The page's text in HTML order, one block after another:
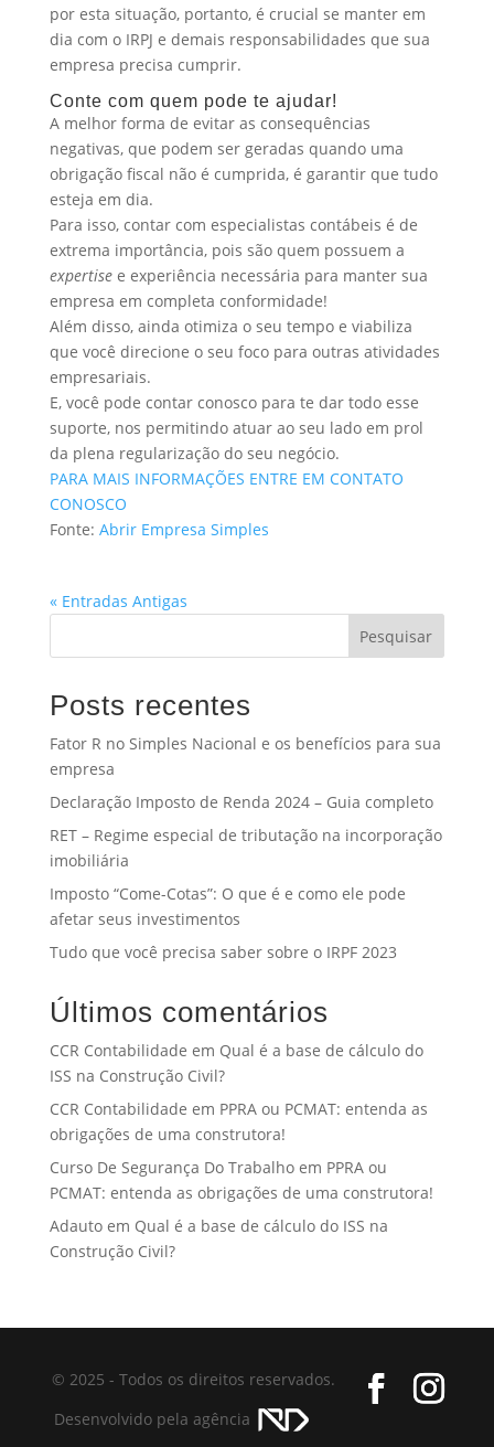
por esta situação, portanto, é crucial se manter em
dia com o IRPJ e demais responsabilidades que sua
empresa precisa cumprir.
Conte com quem pode te ajudar!
A melhor forma de evitar as consequências
negativas, que podem ser geradas quando uma
obrigação fiscal não é cumprida, é garantir que tudo
esteja em dia.
Para isso, contar com especialistas contábeis é de
extrema importância, pois são quem possuem a
expertise e experiência necessária para manter sua
empresa em completa conformidade!
Além disso, ainda otimiza o seu tempo e viabiliza
que você direcione o seu foco para outras atividades
empresariais.
E, você pode contar conosco para te dar todo esse
suporte, nos permitindo atuar ao seu lado em prol
da plena regularização do seu negócio.
PARA MAIS INFORMAÇÕES ENTRE EM CONTATO
CONOSCO
Fonte: Abrir Empresa Simples
« Entradas Antigas
Pesquisar
Posts recentes
Fator R no Simples Nacional e os benefícios para sua
empresa
Declaração Imposto de Renda 2024 – Guia completo
RET – Regime especial de tributação na incorporação
imobiliária
Imposto “Come-Cotas”: O que é e como ele pode
afetar seus investimentos
Tudo que você precisa saber sobre o IRPF 2023
Últimos comentários
CCR Contabilidade em Qual é a base de cálculo do
ISS na Construção Civil?
CCR Contabilidade em PPRA ou PCMAT: entenda as
obrigações de uma construtora!
Curso De Segurança Do Trabalhoem PPRA ou
PCMAT: entenda as obrigações de uma construtora!
Adautoem Qual é a base de cálculo do ISS na
Construção Civil?
© 2025 - Todos os direitos reservados.
Desenvolvido pela agência